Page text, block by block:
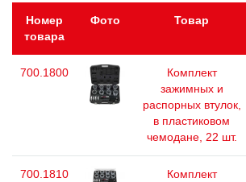
Номер
товара
Фото Товар
700.1800
Комплект
зажимных и
распорных втулок,
в пластиковом
чемодане, 22 шт.
700.1810
Комплект